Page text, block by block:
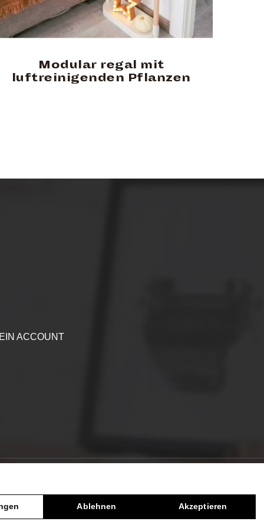
Modular regal mit
luftreinigenden Pflanzen
ACCOUNT
DE 0
Ablehnen Akzeptieren